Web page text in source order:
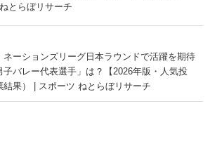
とらぼリサーチ
ネーションズリーグ日本ラウンドで活躍を期待
子バレー代表選手」は？【2026年版・人気投
結果） | スポーツ ねとらぼリサーチ